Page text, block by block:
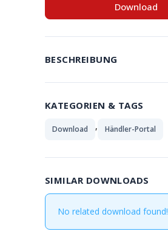
Download
BESCHREIBUNG
KATEGORIEN & TAGS
Download , Händler-Portal
SIMILAR DOWNLOADS
No related download found!